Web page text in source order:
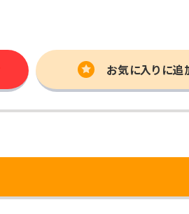
お気に入りに追